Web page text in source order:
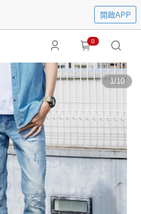
開啟APP
0
1/10